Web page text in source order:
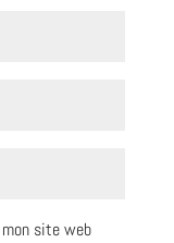
site web